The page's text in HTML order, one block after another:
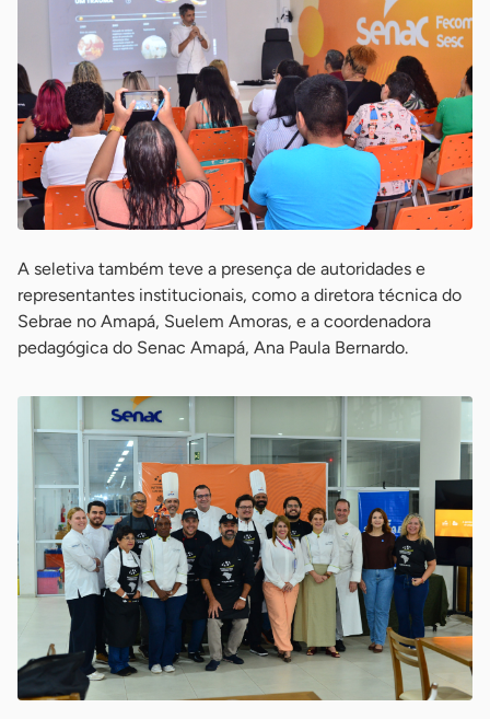
A seletiva também teve a presença de autoridades e
representantes institucionais, como a diretora técnica do
Sebrae no Amapá, Suelem Amoras, e a coordenadora
pedagógica do Senac Amapá, Ana Paula Bernardo.